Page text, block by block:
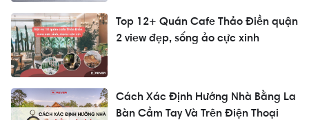
Top 12+ Quán Cafe Thảo Điền quận
2 view đẹp, sống ảo cực xinh
Cách Xác Định Hướng Nhà Bằng La
Bàn Cầm Tay Và Trên Điện Thoại